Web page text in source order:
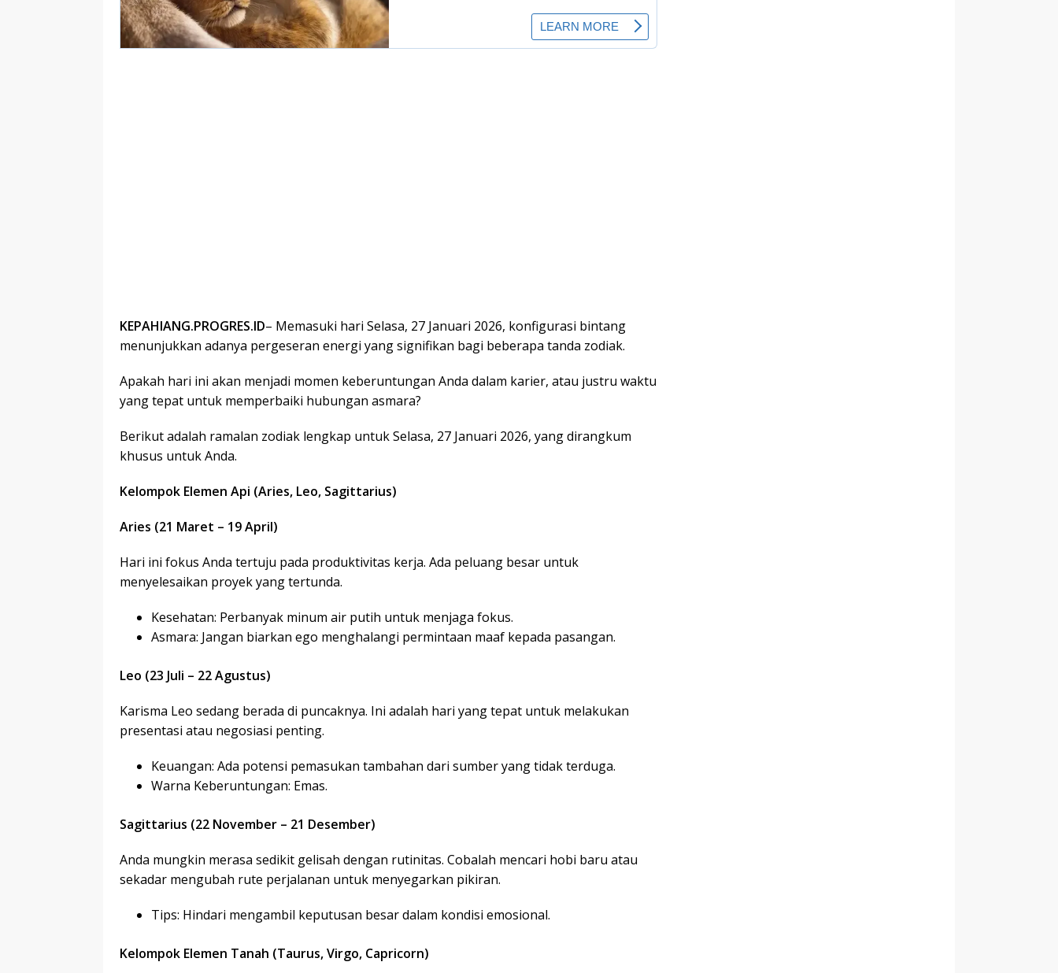
KEPAHIANG.PROGRES.ID– Memasuki hari Selasa, 27 Januari 2026, konfigurasi bintang
menunjukkan adanya pergeseran energi yang signifikan bagi beberapa tanda zodiak.
Apakah hari ini akan menjadi momen keberuntungan Anda dalam karier, atau justru waktu
yang tepat untuk memperbaiki hubungan asmara?
Berikut adalah ramalan zodiak lengkap untuk Selasa, 27 Januari 2026, yang dirangkum
khusus untuk Anda.
Kelompok Elemen Api (Aries, Leo, Sagittarius)
Aries (21 Maret – 19 April)
Hari ini fokus Anda tertuju pada produktivitas kerja. Ada peluang besar untuk
menyelesaikan proyek yang tertunda.
Kesehatan: Perbanyak minum air putih untuk menjaga fokus.
Asmara: Jangan biarkan ego menghalangi permintaan maaf kepada pasangan.
Leo (23 Juli – 22 Agustus)
Karisma Leo sedang berada di puncaknya. Ini adalah hari yang tepat untuk melakukan
presentasi atau negosiasi penting.
Keuangan: Ada potensi pemasukan tambahan dari sumber yang tidak terduga.
Warna Keberuntungan: Emas.
Sagittarius (22 November – 21 Desember)
Anda mungkin merasa sedikit gelisah dengan rutinitas. Cobalah mencari hobi baru atau
sekadar mengubah rute perjalanan untuk menyegarkan pikiran.
Tips: Hindari mengambil keputusan besar dalam kondisi emosional.
Kelompok Elemen Tanah (Taurus, Virgo, Capricorn)